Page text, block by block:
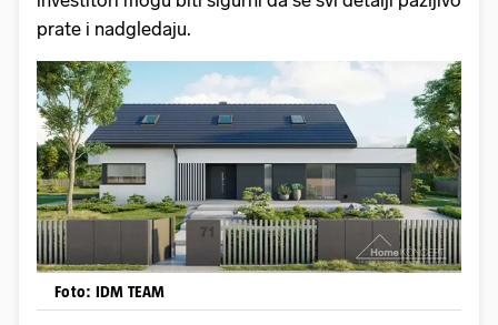
prate i nadgledaju.
Foto: IDM TEAM